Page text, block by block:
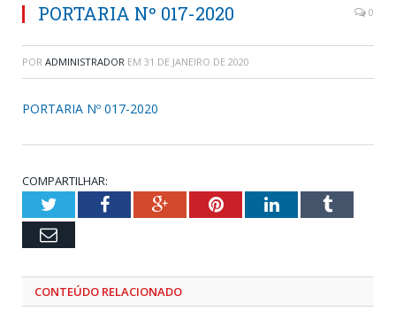
PORTARIA Nº 017-2020 0
POR ADMINISTRADOR EM 31 DE JANEIRO DE 2020
PORTARIA Nº 017-2020
COMPARTILHAR:
TwitterFacebookGoogle+PinterestLinkedInTumblr
Email
CONTEÚDO RELACIONADO